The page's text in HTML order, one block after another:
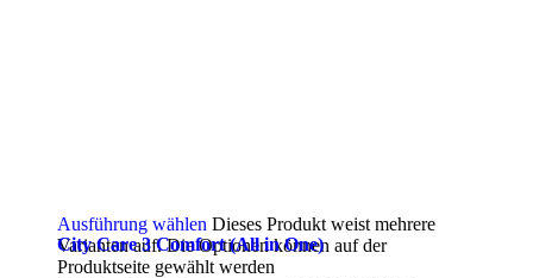
Ausführung wählen Dieses Produkt weist mehrere
Varianten auf. Die Optionen können auf der
Produktseite gewählt werden
City Care 3 Comfort (All in One)